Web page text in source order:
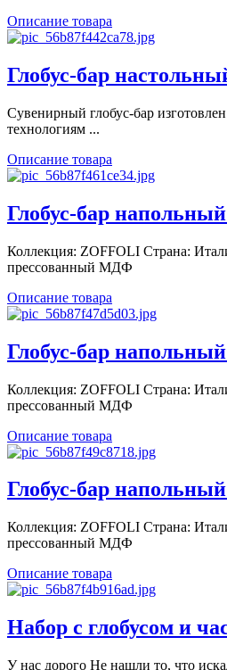
Описание товара
Глобус-бар
Сувенирный глобус-бар
технологиям ...
Описание товара
Глобус-бар
Коллекция: ZOFFOLI Страна:
прессованный МДФ
Описание товара
Глобус-бар
Коллекция: ZOFFOLI Страна:
прессованный МДФ
Описание товара
Глобус-бар
Коллекция: ZOFFOLI Страна:
прессованный МДФ
Описание товара
Набор с глобусом и
У нас дорого Не нашли то, что